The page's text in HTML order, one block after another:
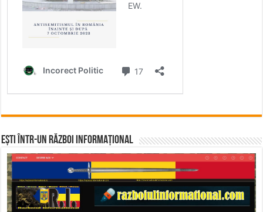
Ești într-un RĂZBOI INFORMAȚIONAL